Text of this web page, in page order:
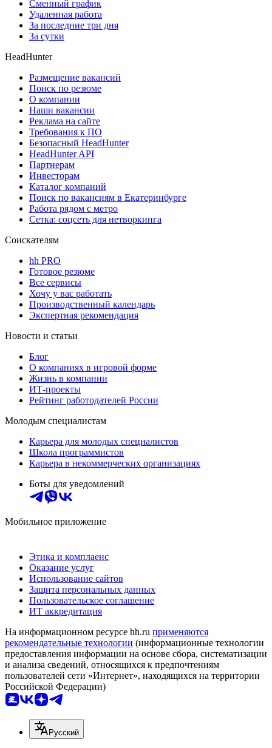
Сменный график
Удаленная работа
За последние три дня
За сутки
HeadHunter
Размещение вакансий
Поиск по резюме
О компании
Наши вакансии
Реклама на сайте
Требования к ПО
Безопасный HeadHunter
HeadHunter API
Партнерам
Инвесторам
Каталог компаний
Поиск по вакансиям в Екатеринбурге
Работа рядом с метро
Сетка: соцсеть для нетворкинга
Соискателям
hh PRO
Готовое резюме
Все сервисы
Хочу у вас работать
Производственный календарь
Экспертная рекомендация
Новости и статьи
Блог
О компаниях в игровой форме
Жизнь в компании
ИТ-проекты
Рейтинг работодателей России
Молодым специалистам
Карьера для молодых специалистов
Школа программистов
Карьера в некоммерческих организациях
Боты для уведомлений
Мобильное приложение
Этика и комплаенс
Оказание услуг
Использование сайтов
Защита персональных данных
Пользовательское соглашение
ИТ аккредитация
На информационном ресурсе hh.ru применяются
рекомендательные технологии (информационные технологии
предоставления информации на основе сбора, систематизации
и анализа сведений, относящихся к предпочтениям
пользователей сети «Интернет», находящихся на территории
Российской Федерации)
Русский